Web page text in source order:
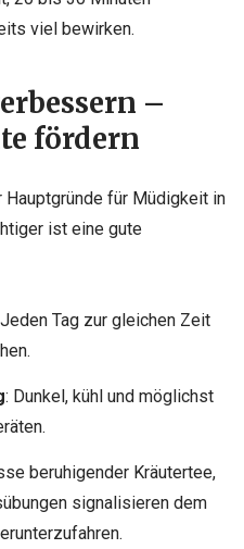
viel bewirken.
–
fördern
für Müdigkeit in
ist eine gute
Tag zur gleichen Zeit
: Dunkel, kühl und möglichst
beruhigender Kräutertee,
signalisieren dem